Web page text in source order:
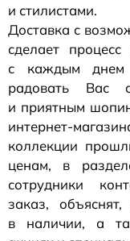
и стилистами.
Доставка с
сделает
с каждым днем
радовать Вас
и приятным
интернет-
коллекции
ценам, в
сотрудники
заказ,
в наличии, а